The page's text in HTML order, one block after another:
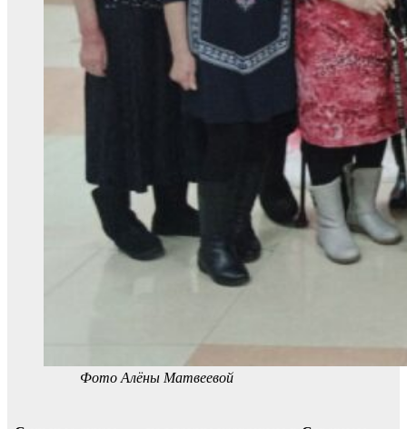
Фото Алёны Матвеевой